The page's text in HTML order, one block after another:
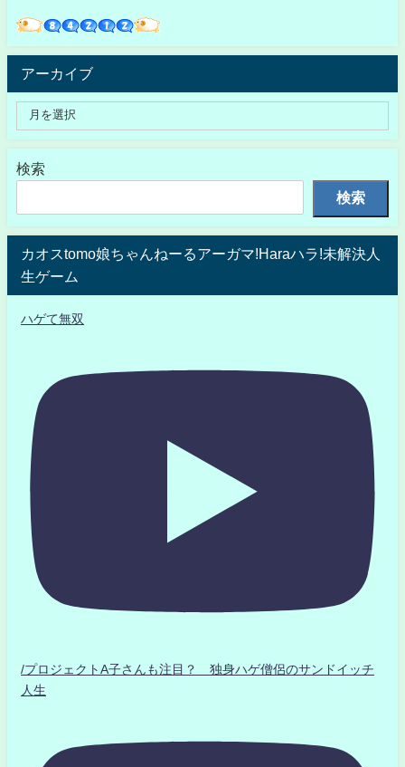
アーカイブ
検索
検索
カオスtomo娘ちゃんねーるアーガマ!Haraハラ!未解決人
生ゲーム
ハゲて無双
/プロジェクトA子さんも注目？ 独身ハゲ僧侶のサンドイッチ
人生